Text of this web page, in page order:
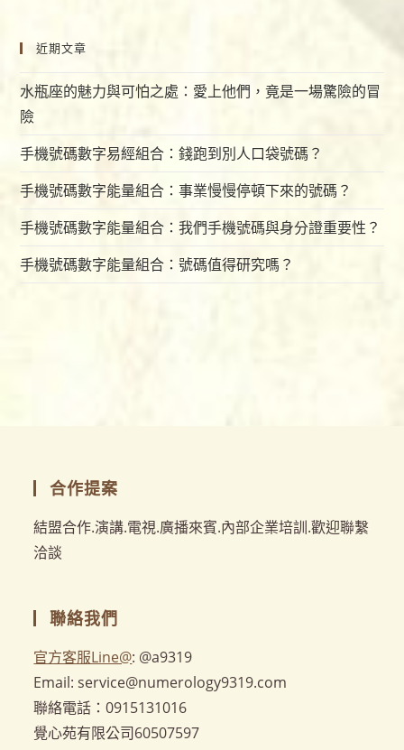
近期文章
水瓶座的魅力與可怕之處：愛上他們，竟是一場驚險的冒
險
手機號碼數字易經組合：錢跑到別人口袋號碼？
手機號碼數字能量組合：事業慢慢停頓下來的號碼？
手機號碼數字能量組合：我們手機號碼與身分證重要性？
手機號碼數字能量組合：號碼值得研究嗎？
合作提案
結盟合作.演講.電視.廣播來賓.內部企業培訓.歡迎聯繫
洽談
聯絡我們
官方客服Line@: @a9319
Email: service@numerology9319.com
聯絡電話：0915131016
覺心苑有限公司60507597